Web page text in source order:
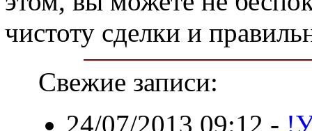
чистоту сделки и
Свежие записи:
24/07/2013 09:12 -